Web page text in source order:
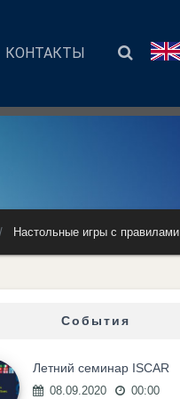
КОНТАКТЫ
Настольные игры с правилами
События
Летний семинар ISCAR
08.09.2020 00:00